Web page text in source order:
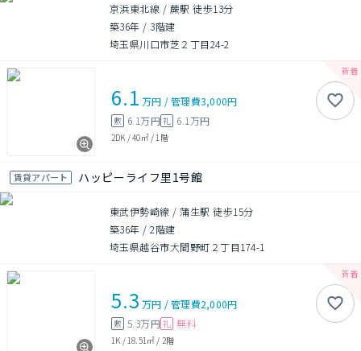
京浜東北線 / 蕨駅 徒歩13分
築36年 / 3階建
埼玉県川口市芝２丁目24-2
6.1 万円 /管理費3,000円
敷 6.1万円礼 6.1万円
2DK /40㎡/ 1階
賃貸アパート ハッピーライフ里1号館
東武伊勢崎線 / 蒲生駅 徒歩15分
築36年 /2階建
埼玉県越谷市大間野町２丁目174-1
5.3 万円 /管理費2,000円
敷 5.3万円 礼 無料
1K / 18.51㎡ / 2階